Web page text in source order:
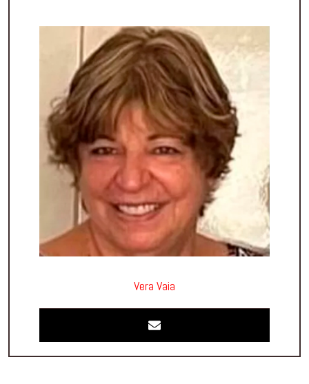
Vera Vaia